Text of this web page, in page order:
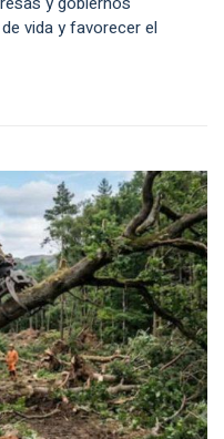
vida y favorecer el